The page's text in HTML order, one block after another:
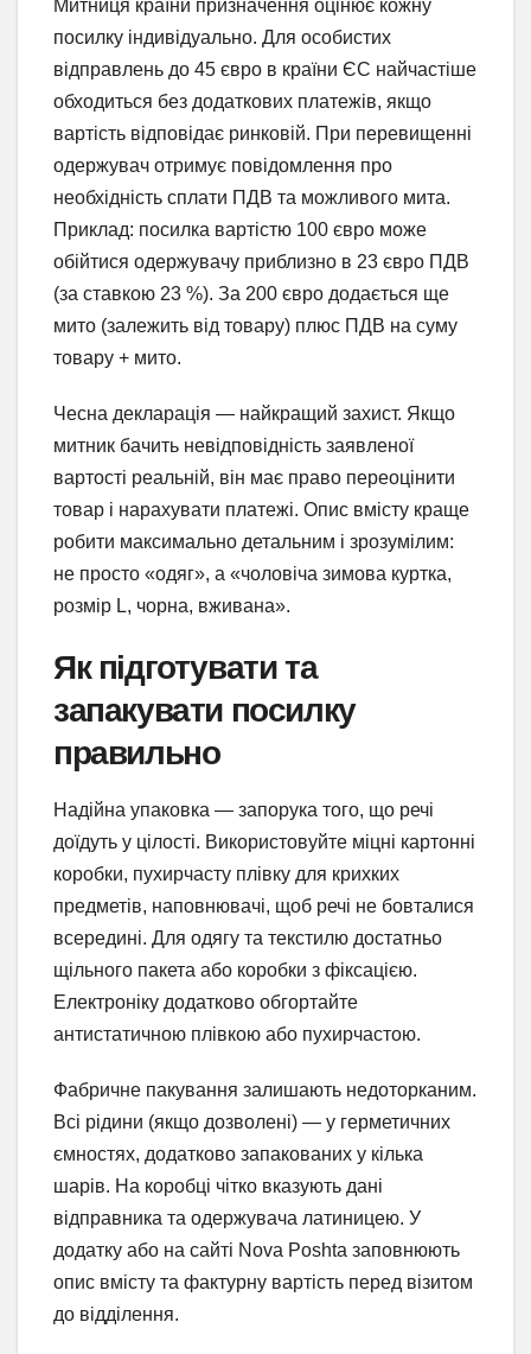
Митниця країни призначення оцінює кожну
посилку індивідуально. Для особистих
відправлень до 45 євро в країни ЄС найчастіше
обходиться без додаткових платежів, якщо
вартість відповідає ринковій. При перевищенні
одержувач отримує повідомлення про
необхідність сплати ПДВ та можливого мита.
Приклад: посилка вартістю 100 євро може
обійтися одержувачу приблизно в 23 євро ПДВ
(за ставкою 23 %). За 200 євро додається ще
мито (залежить від товару) плюс ПДВ на суму
товару + мито.
Чесна декларація — найкращий захист. Якщо
митник бачить невідповідність заявленої
вартості реальній, він має право переоцінити
товар і нарахувати платежі. Опис вмісту краще
робити максимально детальним і зрозумілим:
не просто «одяг», а «чоловіча зимова куртка,
розмір L, чорна, вживана».
Як підготувати та
запакувати посилку
правильно
Надійна упаковка — запорука того, що речі
доїдуть у цілості. Використовуйте міцні картонні
коробки, пухирчасту плівку для крихких
предметів, наповнювачі, щоб речі не бовталися
всередині. Для одягу та текстилю достатньо
щільного пакета або коробки з фіксацією.
Електроніку додатково обгортайте
антистатичною плівкою або пухирчастою.
Фабричне пакування залишають недоторканим.
Всі рідини (якщо дозволені) — у герметичних
ємностях, додатково запакованих у кілька
шарів. На коробці чітко вказують дані
відправника та одержувача латиницею. У
додатку або на сайті Nova Poshta заповнюють
опис вмісту та фактурну вартість перед візитом
до відділення.